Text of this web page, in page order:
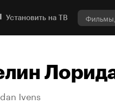
Установить на ТВ
Ivens